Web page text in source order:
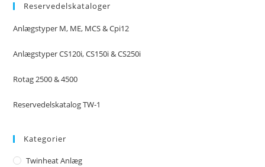
Reservedelskataloger
Anlægstyper M, ME, MCS & Cpi12
Anlægstyper CS120i, CS150i & CS250i
Rotag 2500 & 4500
Reservedelskatalog TW-1
Kategorier
Twinheat Anlæg